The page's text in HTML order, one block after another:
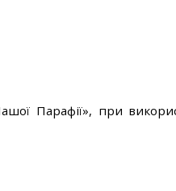
Парафії», при